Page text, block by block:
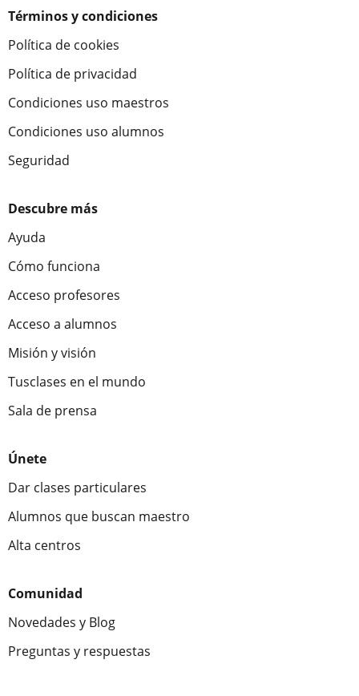
Términos y condiciones
Política de cookies
Política de privacidad
Condiciones uso maestros
Condiciones uso alumnos
Seguridad
Descubre más
Ayuda
Cómo funciona
Acceso profesores
Acceso a alumnos
Misión y visión
Tusclases en el mundo
Sala de prensa
Únete
Dar clases particulares
Alumnos que buscan maestro
Alta centros
Comunidad
Novedades y Blog
Preguntas y respuestas